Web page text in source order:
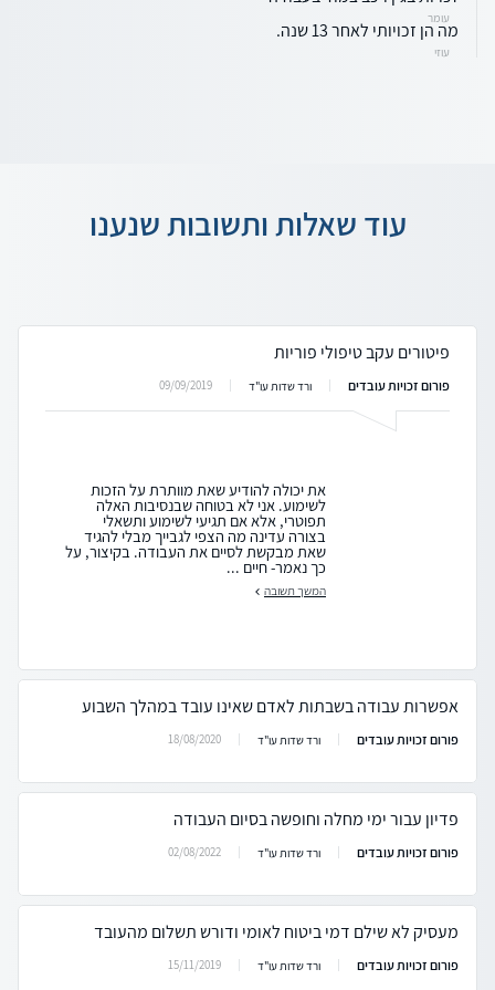
עומר
מה הן זכויותי לאחר 13 שנה.
עוזי
עוד שאלות ותשובות שנענו
פיטורים עקב טיפולי פוריות
פורום זכויות עובדים ורד שדות עו"ד 09/09/2019
את יכולה להודיע שאת מוותרת על הזכות
לשימוע. אני לא בטוחה שבנסיבות האלה
תפוטרי, אלא אם תגיעי לשימוע ותשאלי
בצורה עדינה מה הצפי לגבייך מבלי להגיד
שאת מבקשת לסיים את העבודה. בקיצור, על
כך נאמר- חיים ...
המשך תשובה
אפשרות עבודה בשבתות לאדם שאינו עובד במהלך השבוע
פורום זכויות עובדים ורד שדות עו"ד 18/08/2020
פדיון עבור ימי מחלה וחופשה בסיום העבודה
פורום זכויות עובדים ורד שדות עו"ד 02/08/2022
מעסיק לא שילם דמי ביטוח לאומי ודורש תשלום מהעובד
פורום זכויות עובדים ורד שדות עו"ד 15/11/2019